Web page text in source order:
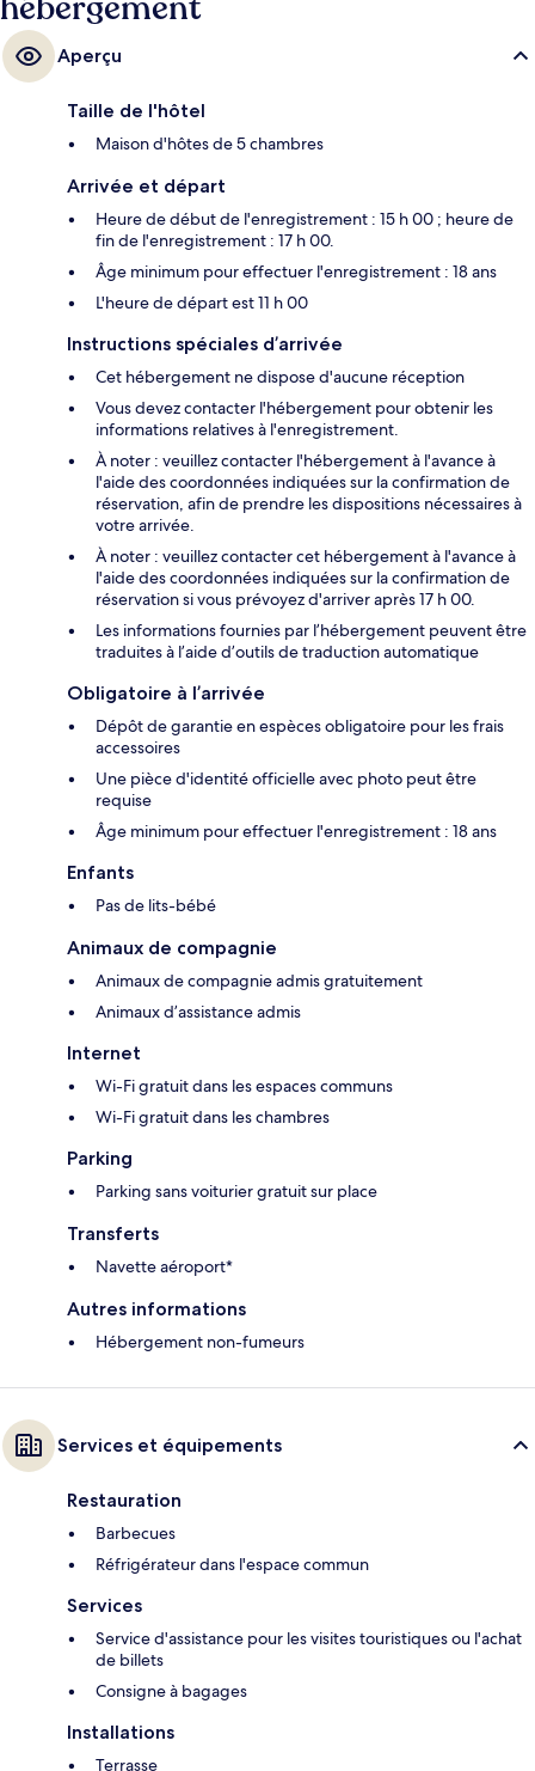
Aperçu
Taille de l'hôtel
Maison d'hôtes de 5 chambres
Arrivée et départ
Heure de début de l'enregistrement : 15 h 00 ; heure de
fin de l'enregistrement : 17 h 00.
Âge minimum pour effectuer l'enregistrement : 18 ans
L'heure de départ est 11 h 00
Instructions spéciales d’arrivée
Cet hébergement ne dispose d'aucune réception
Vous devez contacter l'hébergement pour obtenir les
informations relatives à l'enregistrement.
À noter : veuillez contacter l'hébergement à l'avance à
l'aide des coordonnées indiquées sur la confirmation de
réservation, afin de prendre les dispositions nécessaires à
votre arrivée.
À noter : veuillez contacter cet hébergement à l'avance à
l'aide des coordonnées indiquées sur la confirmation de
réservation si vous prévoyez d'arriver après 17 h 00.
Les informations fournies par l’hébergement peuvent être
traduites à l’aide d’outils de traduction automatique
Obligatoire à l’arrivée
Dépôt de garantie en espèces obligatoire pour les frais
accessoires
Une pièce d'identité officielle avec photo peut être
requise
Âge minimum pour effectuer l'enregistrement : 18 ans
Enfants
Pas de lits-bébé
Animaux de compagnie
Animaux de compagnie admis gratuitement
Animaux d’assistance admis
Internet
Wi-Fi gratuit dans les espaces communs
Wi-Fi gratuit dans les chambres
Parking
Parking sans voiturier gratuit sur place
Transferts
Navette aéroport*
Autres informations
Hébergement non-fumeurs
Services et équipements
Restauration
Barbecues
Réfrigérateur dans l'espace commun
Services
Service d'assistance pour les visites touristiques ou l'achat
de billets
Consigne à bagages
Installations
Terrasse